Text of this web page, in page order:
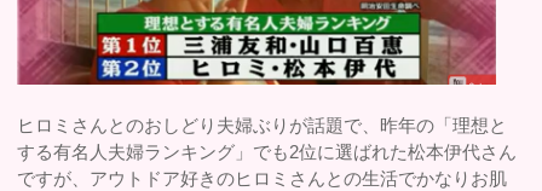
ヒロミさんとのおしどり夫婦ぶりが話題で、昨年の「理想と
する有名人夫婦ランキング」でも2位に選ばれた松本伊代さん
ですが、アウトドア好きのヒロミさんとの生活でかなりお肌